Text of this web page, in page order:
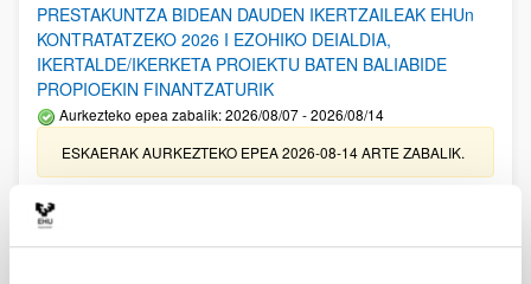
PRESTAKUNTZA BIDEAN DAUDEN IKERTZAILEAK EHUn
KONTRATATZEKO 2026 I EZOHIKO DEIALDIA,
IKERTALDE/IKERKETA PROIEKTU BATEN BALIABIDE
PROPIOEKIN FINANTZATURIK
Aurkezteko epea zabalik: 2026/08/07 - 2026/08/14
ESKAERAK AURKEZTEKO EPEA 2026-08-14 ARTE ZABALIK.
UPV/EHUn Azpiegitura Zientifikoa eta Funts Bibliografikoak
erosi eta berritzeko laguntzak 2026